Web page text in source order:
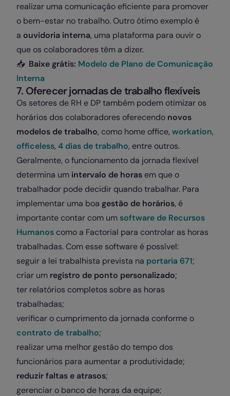
realizar uma comunicação eficiente para promover
o bem-estar no trabalho. Outro ótimo exemplo é
a ouvidoria interna, uma plataforma para ouvir o
que os colaboradores têm a dizer.
📥 Baixe grátis: Modelo de Plano de Comunicação
Interna
7. Oferecer jornadas de trabalho flexíveis
Os setores de RH e DP também podem otimizar os
horários dos colaboradores oferecendo novos
modelos de trabalho, como home office, workation,
officeless, 4 dias de trabalho, entre outros.
Geralmente, o funcionamento da jornada flexível
determina um intervalo de horas em que o
trabalhador pode decidir quando trabalhar. Para
implementar uma boa gestão de horários, é
importante contar com um software de Recursos
Humanos como a Factorial para controlar as horas
trabalhadas. Com esse software é possível:
seguir a lei trabalhista prevista na portaria 671;
criar um registro de ponto personalizado;
ter relatórios completos sobre as horas
trabalhadas;
verificar o cumprimento da jornada conforme o
contrato de trabalho;
realizar uma melhor gestão do tempo dos
funcionários para aumentar a produtividade;
reduzir faltas e atrasos;
gerenciar o banco de horas da equipe;